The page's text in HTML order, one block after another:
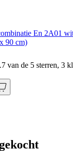
En 2A01
90 cm)
van de 5 sterren, 3